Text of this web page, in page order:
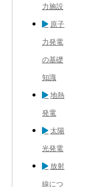
力施設
原子
力発電
の基礎
知識
地熱
発電
太陽
光発電
放射
線につ